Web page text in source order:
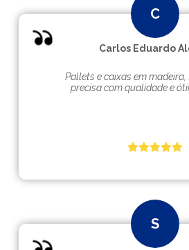
Carlos Eduardo
Pallets e caixas em
precisa com qualidade e